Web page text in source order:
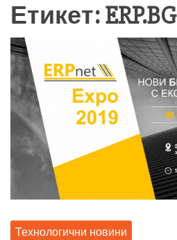
Етикет:ERP.BG
Технологични новини